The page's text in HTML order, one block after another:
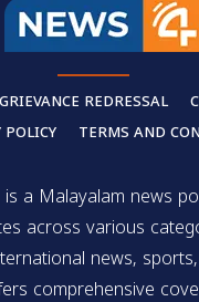
GRIEVANCE REDRESSAL
POLICY
TERMS AND
is a Malayalam news
across various
news,
comprehensive